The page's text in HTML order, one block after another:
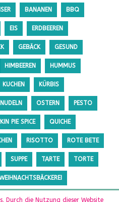
BANANEN BBQ
EIS ERDBEEREN
GEBÄCK GESUND
HIMBEEREN HUMMUS
KUCHEN KÜRBIS
NUDELN OSTERN PESTO
PIE SPICE QUICHE
RISOTTO ROTE BETE
SUPPE TARTE TORTE
Durch die Nutzung dieser Website